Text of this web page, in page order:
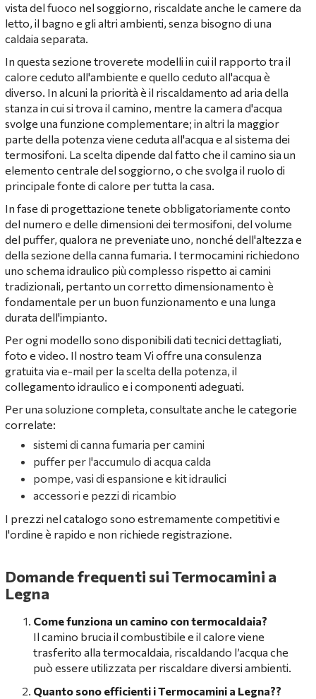
vista del fuoco nel soggiorno, riscaldate anche le camere da
letto, il bagno e gli altri ambienti, senza bisogno di una
caldaia separata.
In questa sezione troverete modelli in cui il rapporto tra il
calore ceduto all'ambiente e quello ceduto all'acqua è
diverso. In alcuni la priorità è il riscaldamento ad aria della
stanza in cui si trova il camino, mentre la camera d'acqua
svolge una funzione complementare; in altri la maggior
parte della potenza viene ceduta all'acqua e al sistema dei
termosifoni. La scelta dipende dal fatto che il camino sia un
elemento centrale del soggiorno, o che svolga il ruolo di
principale fonte di calore per tutta la casa.
In fase di progettazione tenete obbligatoriamente conto
del numero e delle dimensioni dei termosifoni, del volume
del puffer, qualora ne preveniate uno, nonché dell'altezza e
della sezione della canna fumaria. I termocamini richiedono
uno schema idraulico più complesso rispetto ai camini
tradizionali, pertanto un corretto dimensionamento è
fondamentale per un buon funzionamento e una lunga
durata dell'impianto.
Per ogni modello sono disponibili dati tecnici dettagliati,
foto e video. Il nostro team Vi offre una consulenza
gratuita via e-mail per la scelta della potenza, il
collegamento idraulico e i componenti adeguati.
Per una soluzione completa, consultate anche le categorie
correlate:
sistemi di canna fumaria per camini
puffer per l'accumulo di acqua calda
pompe, vasi di espansione e kit idraulici
accessori e pezzi di ricambio
I prezzi nel catalogo sono estremamente competitivi e
l'ordine è rapido e non richiede registrazione.
Domande frequenti sui Termocamini a
Legna
Come funziona un camino con termocaldaia?
Il camino brucia il combustibile e il calore viene
trasferito alla termocaldaia, riscaldando l’acqua che
può essere utilizzata per riscaldare diversi ambienti.
Quanto sono efficienti i Termocamini a Legna??